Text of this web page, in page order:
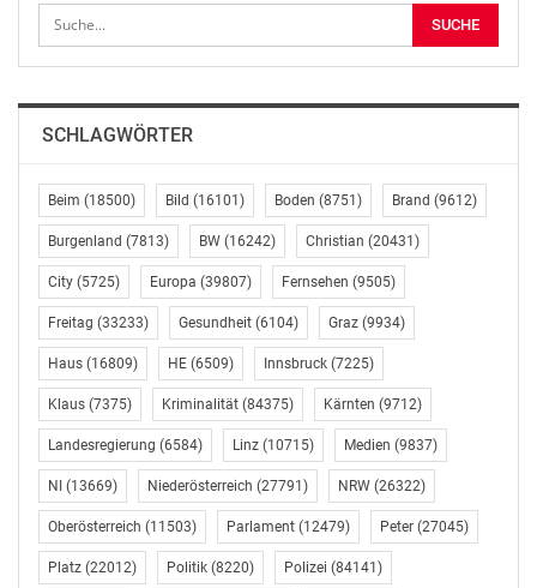
Informationen zur Abstimmung und zu den Videos. Um
„Wir freuen uns sehr über die vielen Kapellen, die beim
wie sehr Radio NÖ im ganzen Land verankert ist und
Vertrauen genießt“, meint Radio NÖ-Programmchef
Karl Trahbüchler. Wer den ersten „Blasmusik-Contest“
gewinnt, ist am Montag, den 29. April, nach 7.00 Uhr in
„Guten Morgen NÖ“ auf Radio NÖ zu hören.
Die erste Wertungswoche:
Die Abstimmung läuft von 8. April um 5.00 Uhr bis 12.
April um 17.00 Uhr auf noe.ORF.at. Es treten an die
Stadtkapelle Amstetten, der Musikverein Eichgraben-
Maria Anzbach (Bezirk St. Pölten), der Musikverein
Engabrunn (Bezirk Krems-Land), die Grenzlandkapelle
Hardegg (Bezirk Hollabrunn), der Musikverein Höflein
(Bezirk Bruck an der Leitha), der Musikverein Lunz am
SCHLAGWÖRTER
Beim (18500) Bild (16101) Boden (8751) Brand (9612)
Burgenland (7813) BW (16242) Christian (20431)
City (5725) Europa (39807) Fernsehen (9505)
Freitag (33233) Gesundheit (6104) Graz (9934)
Haus (16809) HE (6509) Innsbruck (7225)
Klaus (7375) Kriminalität (84375) Kärnten (9712)
Landesregierung (6584) Linz (10715) Medien (9837)
NI (13669) Niederösterreich (27791) NRW (26322)
Oberösterreich (11503) Parlament (12479) Peter (27045)
Platz (22012) Politik (8220) Polizei (84141)